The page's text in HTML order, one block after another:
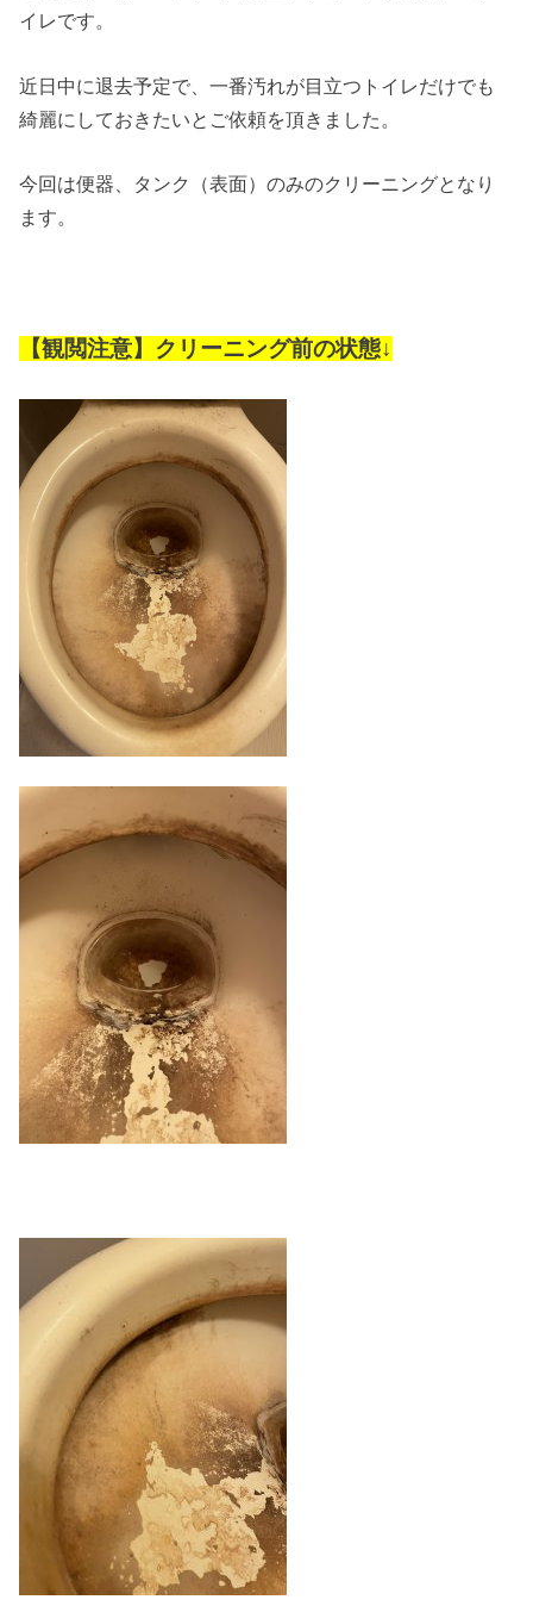
イレです。
近日中に退去予定で、一番汚れが目立つトイレだけでも
綺麗にしておきたいとご依頼を頂きました。
今回は便器、タンク（表面）のみのクリーニングとなり
ます。
【観閲注意】 クリーニング前の状態↓